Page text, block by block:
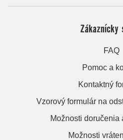
Zákaznícky
FAQ
Pomoc a
Kontaktný
Vzorový formulár na
Možnosti doručenia
Možnosti